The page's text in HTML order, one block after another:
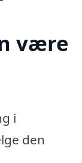
være
i
den